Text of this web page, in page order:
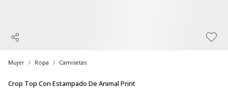
Mujer Ropa Camisetas
Crop Top Con Estampado De Animal Print